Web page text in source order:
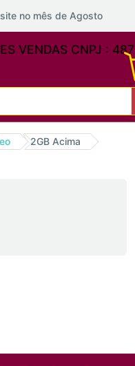
no mês de Agosto
2GB Acima